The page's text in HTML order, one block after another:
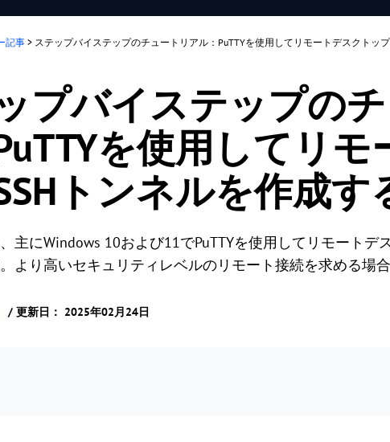
リモートゲーム
どこからでもゲームをプレイ
海外にあるサーバーもスムーズに操作
画面の壁
たくさんの画面を一度にま
柔軟な権限設定でユーザー管
記事 > ステップバイステップのチュートリアル：PuTTYを使用してリモートデスクトッ
プバイステップの
を使用してリモ
トンネルを作成す
主にWindows 10および11でPuTTYを使用してリモートデ
より高いセキュリティレベルのリモート接続を求める場
/ 更新日： 2025年02月24日